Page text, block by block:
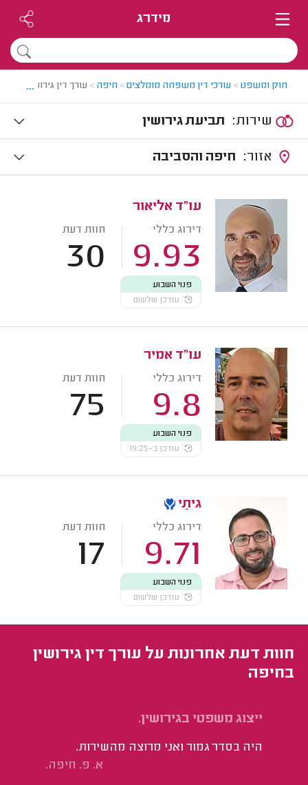
מידרג
חוק ומשפט > עורכי דין משפחה מומלצים> חיפה > עורך דין גירושין
...
תביעת גירושין
חיפה והסביבה
עו"ד אליאור
דירוג כללי
9.93
חוות דעת
30
פנוי השבוע
עודכן שלשום
עו"ד אמיר
דירוג כללי
9.8
חוות דעת
75
פנוי השבוע
עודכן ב-19:25
גיתַי
דירוג כללי
9.71
חוות דעת
17
פנוי השבוע
עודכן שלשום
חוות דעת אחרונות על עורך דין גירושין
בחיפה
ייצוג משפטי בגירושין.
היה בסדר גמור ואני מרוצה מהשירות.
א. פ. חיפה.